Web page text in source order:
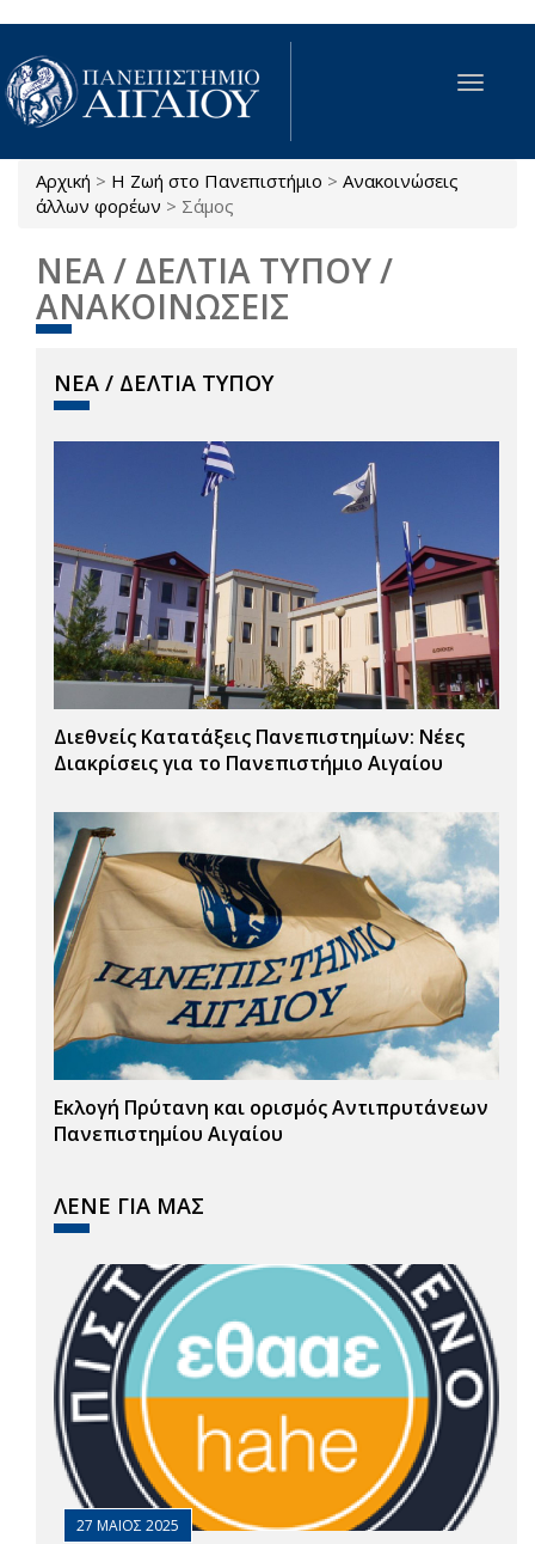
Παράκαμψη προς το κυρίως περιεχόμενο
Toggle
Είστε εδώ
Αρχική > Η Ζωή στο Πανεπιστήμιο > Ανακοινώσεις
άλλων φορέων > Σάμος
ΝΕΑ / ΔΕΛΤΙΑ ΤΥΠΟΥ /
ΑΝΑΚΟΙΝΩΣΕΙΣ
ΝΕΑ / ΔΕΛΤΙΑ ΤΥΠΟΥ
Διεθνείς Κατατάξεις Πανεπιστημίων: Νέες
Διακρίσεις για το Πανεπιστήμιο Αιγαίου
Εκλογή Πρύτανη και ορισμός Αντιπρυτάνεων
Πανεπιστημίου Αιγαίου
ΛΕΝΕ ΓΙΑ ΜΑΣ
27 ΜΑΙΟΣ 2025